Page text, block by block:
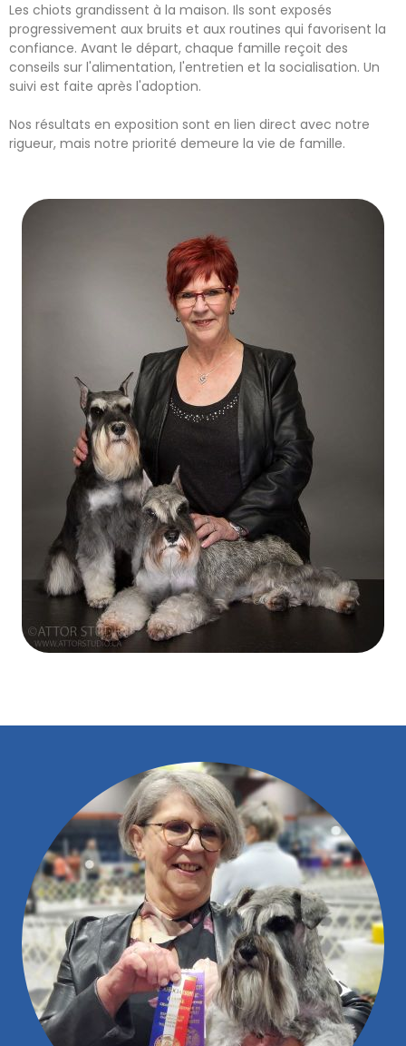
Les chiots grandissent à la maison. Ils sont exposés
progressivement aux bruits et aux routines qui favorisent la
confiance. Avant le départ, chaque famille reçoit des
conseils sur l'alimentation, l'entretien et la socialisation. Un
suivi est faite après l'adoption.
Nos résultats en exposition sont en lien direct avec notre
rigueur, mais notre priorité demeure la vie de famille.